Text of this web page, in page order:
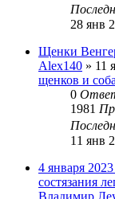
28 янв
Щенки
Alex140 » 11
щенков и
0
1981
11 янв
4 января
состязания
Владимир